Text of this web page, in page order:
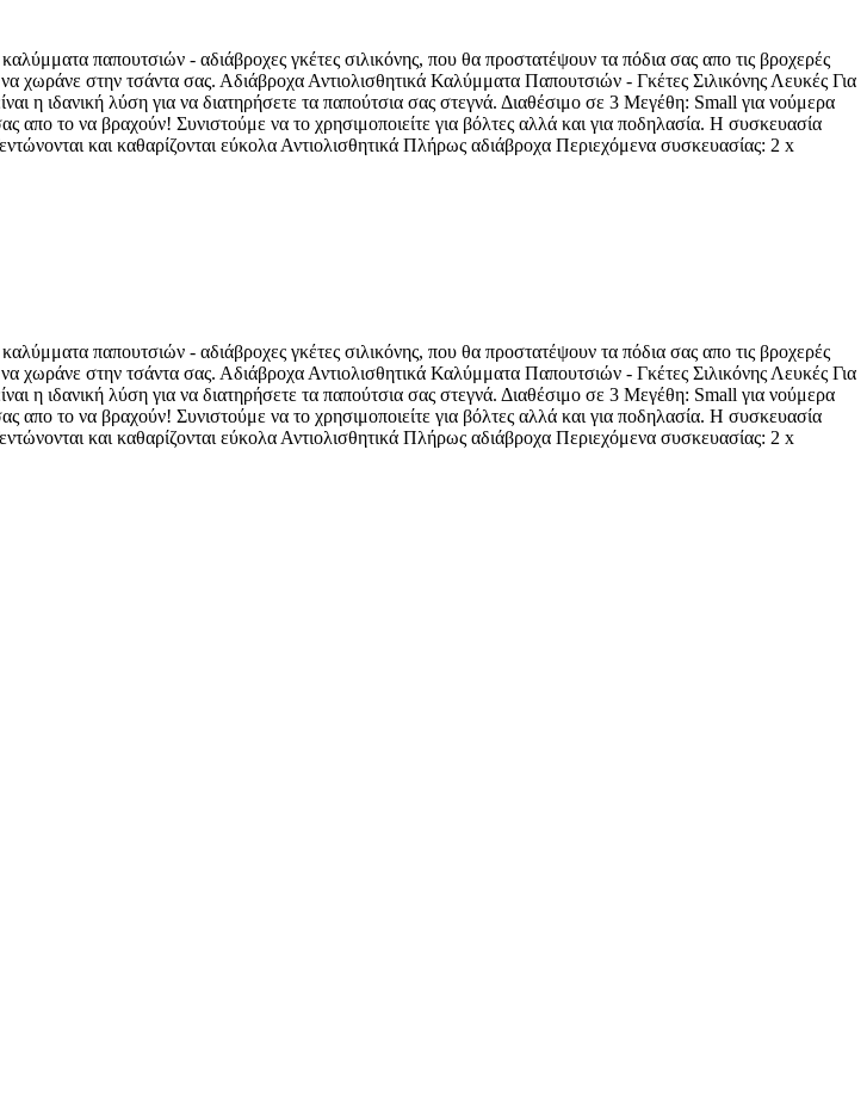
παπουτσιών - αδιάβροχες γκέτες σιλικόνης, που θα προστατέψουν τα πόδια σας απο τις βροχερές
χωράνε στην τσάντα σας. Αδιάβροχα Αντιολισθητικά Καλύμματα Παπουτσιών - Γκέτες Σιλικόνης Λευκές Για
η ιδανική λύση για να διατηρήσετε τα παπούτσια σας στεγνά. Διαθέσιμο σε 3 Μεγέθη: Small για νούμερα
το να βραχούν! Συνιστούμε να το χρησιμοποιείτε για βόλτες αλλά και για ποδηλασία. Η συσκευασία
και καθαρίζονται εύκολα Αντιολισθητικά Πλήρως αδιάβροχα Περιεχόμενα συσκευασίας: 2 x
παπουτσιών - αδιάβροχες γκέτες σιλικόνης, που θα προστατέψουν τα πόδια σας απο τις βροχερές
χωράνε στην τσάντα σας. Αδιάβροχα Αντιολισθητικά Καλύμματα Παπουτσιών - Γκέτες Σιλικόνης Λευκές Για
η ιδανική λύση για να διατηρήσετε τα παπούτσια σας στεγνά. Διαθέσιμο σε 3 Μεγέθη: Small για νούμερα
το να βραχούν! Συνιστούμε να το χρησιμοποιείτε για βόλτες αλλά και για ποδηλασία. Η συσκευασία
και καθαρίζονται εύκολα Αντιολισθητικά Πλήρως αδιάβροχα Περιεχόμενα συσκευασίας: 2 x